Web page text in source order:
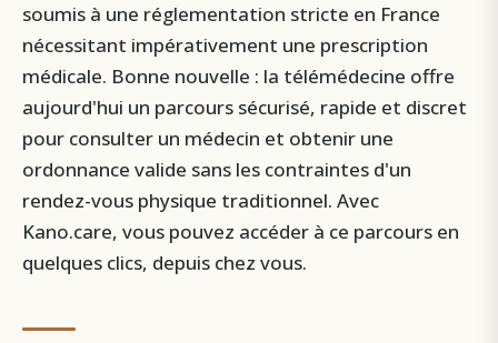
soumis à une réglementation stricte en France
nécessitant impérativement une prescription
médicale. Bonne nouvelle : la télémédecine offre
aujourd'hui un parcours sécurisé, rapide et discret
pour consulter un médecin et obtenir une
ordonnance valide sans les contraintes d'un
rendez-vous physique traditionnel. Avec
Kano.care, vous pouvez accéder à ce parcours en
quelques clics, depuis chez vous.